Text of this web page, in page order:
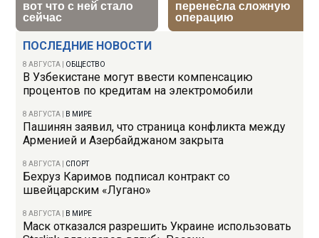
ПОСЛЕДНИЕ НОВОСТИ
8 АВГУСТА ОБЩЕСТВО
В Узбекистане могут ввести компенсацию
процентов по кредитам на электромобили
8 АВГУСТА В МИРЕ
Пашинян заявил, что страница конфликта между
Арменией и Азербайджаном закрыта
8 АВГУСТА СПОРТ
Бехруз Каримов подписал контракт со
швейцарским «Лугано»
8 АВГУСТА В МИРЕ
Маск отказался разрешить Украине использовать